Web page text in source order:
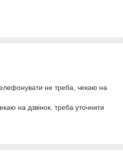
не треба, чекаю на
на дзвінок, треба уточнити